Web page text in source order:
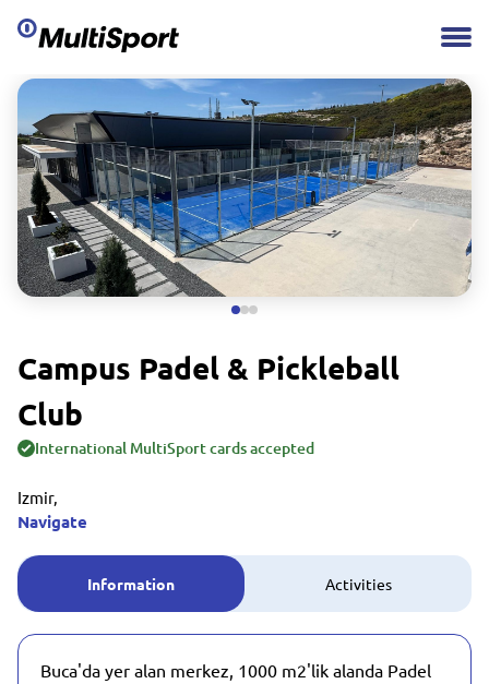
Campus Padel & Pickleball
Club
International MultiSport cards accepted
Izmir,
Navigate
Information Activities
Buca'da yer alan merkez, 1000 m2'lik alanda Padel